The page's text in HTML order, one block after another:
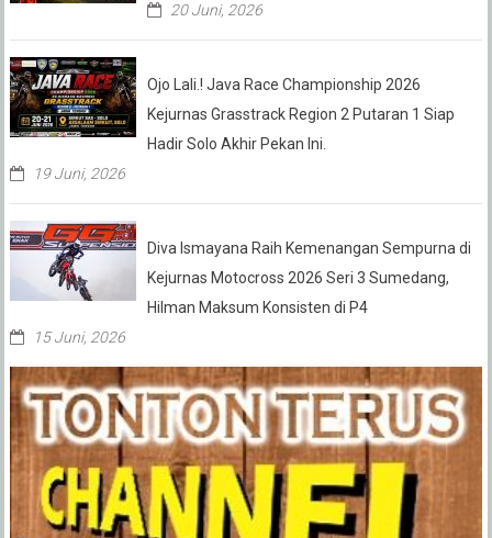
20 Juni, 2026
Ojo Lali.! Java Race Championship 2026
Kejurnas Grasstrack Region 2 Putaran 1 Siap
Hadir Solo Akhir Pekan Ini.
19 Juni, 2026
Diva Ismayana Raih Kemenangan Sempurna di
Kejurnas Motocross 2026 Seri 3 Sumedang,
Hilman Maksum Konsisten di P4
15 Juni, 2026